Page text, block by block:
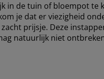
in de tuin of bloempot te
je dat er viezigheid
prijsje. Deze
natuurlijk niet